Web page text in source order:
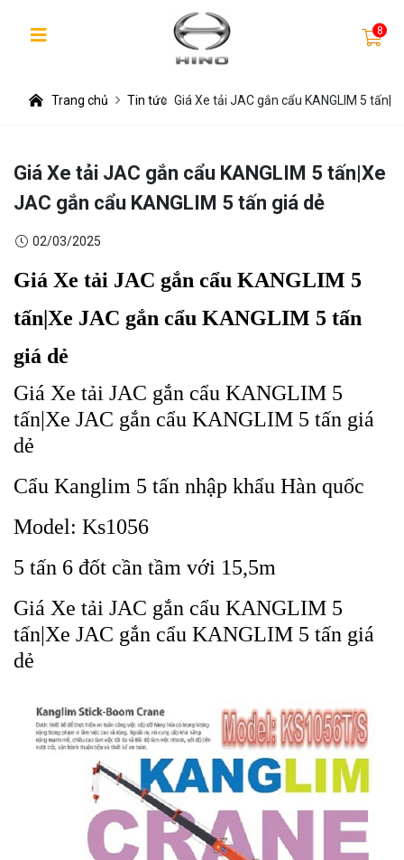
8
Trang chủ Tin tức Giá Xe tải JAC gắn cẩu KANGLIM 5
Giá Xe tải JAC gắn cẩu KANGLIM 5 tấn|Xe
JAC gắn cẩu KANGLIM 5 tấn giá dẻ
02/03/2025
Giá Xe tải JAC gắn cẩu KANGLIM 5
tấn|Xe JAC gắn cẩu KANGLIM 5 tấn
giá dẻ
Giá Xe tải JAC gắn cẩu KANGLIM 5
tấn|Xe JAC gắn cẩu KANGLIM 5 tấn giá
dẻ
Cẩu Kanglim 5 tấn nhập khẩu Hàn quốc
Model: Ks1056
5 tấn 6 đốt cần tầm với 15,5m
Giá Xe tải JAC gắn cẩu KANGLIM 5
tấn|Xe JAC gắn cẩu KANGLIM 5 tấn giá
dẻ